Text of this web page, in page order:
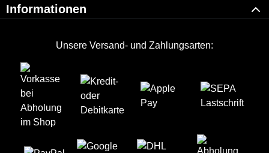
Informationen
Unsere Versand- und Zahlungsarten: